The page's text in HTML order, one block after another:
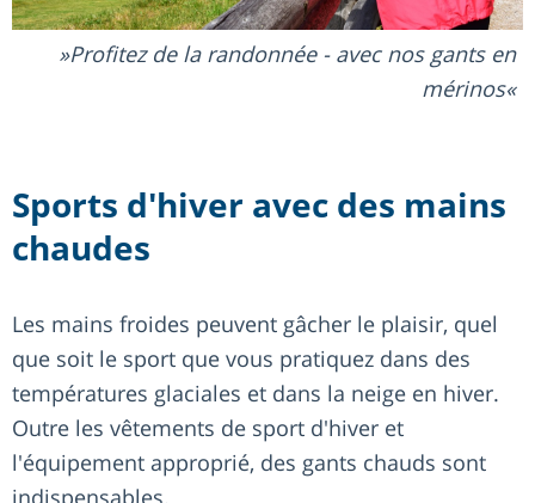
Profitez de la randonnée - avec nos gants en
mérinos
Sports d'hiver avec des mains
chaudes
Les mains froides peuvent gâcher le plaisir, quel
que soit le sport que vous pratiquez dans des
températures glaciales et dans la neige en hiver.
Outre les vêtements de sport d'hiver et
l'équipement approprié, des gants chauds sont
indispensables.